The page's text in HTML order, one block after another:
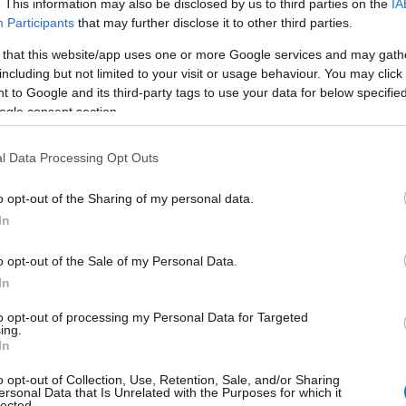
This information may also be disclosed by us to third parties on the
Participants that may further disclose it to other third parties.
that this website/app uses one or more Google services and may
but not limited to your visit or usage behaviour. You may
to Google and its third-party tags to use your data for below
consent section.
Data Processing Opt Outs
opt-out of the Sharing of my personal data.
opt-out of the Sale of my Personal Data.
opt-out of processing my Personal Data for Targeted
opt-out of Collection, Use, Retention, Sale, and/or Sharing
Data that Is Unrelated with the Purposes for which it
της στη Δικαιοσύνη, έκανε λόγο
συνεχούς προσπάθειας.
διάρκεια αυτών των ετών αντιμετώπισε
αναβολές, τονίζοντας πως η τελική
όσο και όσους επέμειναν ώστε η υπόθεση
διαδικασίας.
εκφράζοντας την
απόφαση του Εφετείου.